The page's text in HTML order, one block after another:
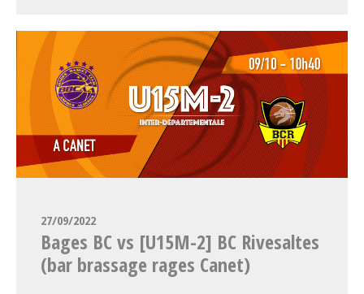
27/09/2022
Bages BC vs [U15M-2] BC Rivesaltes
(bar brassage rages Canet)